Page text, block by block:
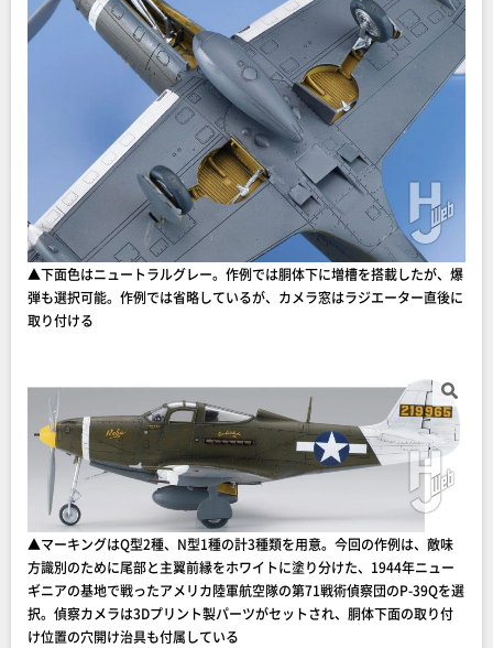
▲下面色はニュートラルグレー。作例では胴体下に増槽を搭載したが、爆
弾も選択可能。作例では省略しているが、カメラ窓はラジエーター直後に
取り付ける
▲マーキングはQ型2種、N型1種の計3種類を用意。今回の作例は、敵味
方識別のために尾部と主翼前縁をホワイトに塗り分けた、1944年ニュー
ギニアの基地で戦ったアメリカ陸軍航空隊の第71戦術偵察団のP-39Qを選
択。偵察カメラは3Dプリント製パーツがセットされ、胴体下面の取り付
け位置の穴開け治具も付属している